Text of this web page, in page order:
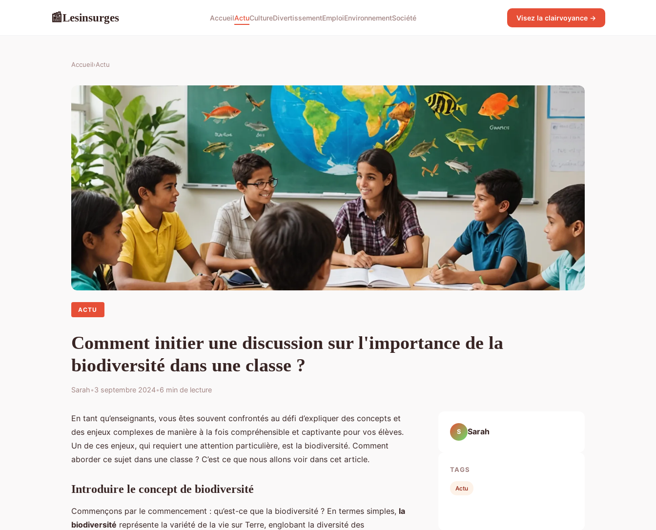
📰Lesinsurges AccueilActuCultureDivertissementEmploiEnvironnementSociété Visez la clairvoyance →
Accueil›Actu
ACTU
Comment initier une discussion sur l'importance de la
biodiversité dans une classe ?
Sarah•3 septembre 2024•6 min de lecture
En tant qu’enseignants, vous êtes souvent confrontés au défi d’expliquer des concepts et
des enjeux complexes de manière à la fois compréhensible et captivante pour vos élèves.
Un de ces enjeux, qui requiert une attention particulière, est la biodiversité. Comment
aborder ce sujet dans une classe ? C’est ce que nous allons voir dans cet article.
Introduire le concept de biodiversité
Commençons par le commencement : qu’est-ce que la biodiversité ? En termes simples, la
biodiversité représente la variété de la vie sur Terre, englobant la diversité des
S Sarah
TAGS
Actu